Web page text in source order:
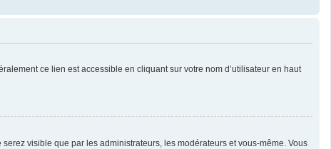
ce lien est accessible en cliquant sur votre nom d’utilisateur en haut
visible que par les administrateurs, les modérateurs et vous-même. Vous